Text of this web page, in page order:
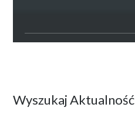
Wyszukaj Aktualność